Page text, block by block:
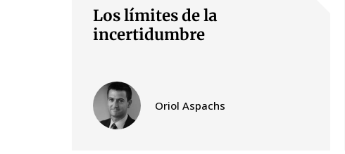
Los límites de la
incertidumbre
Oriol Aspachs